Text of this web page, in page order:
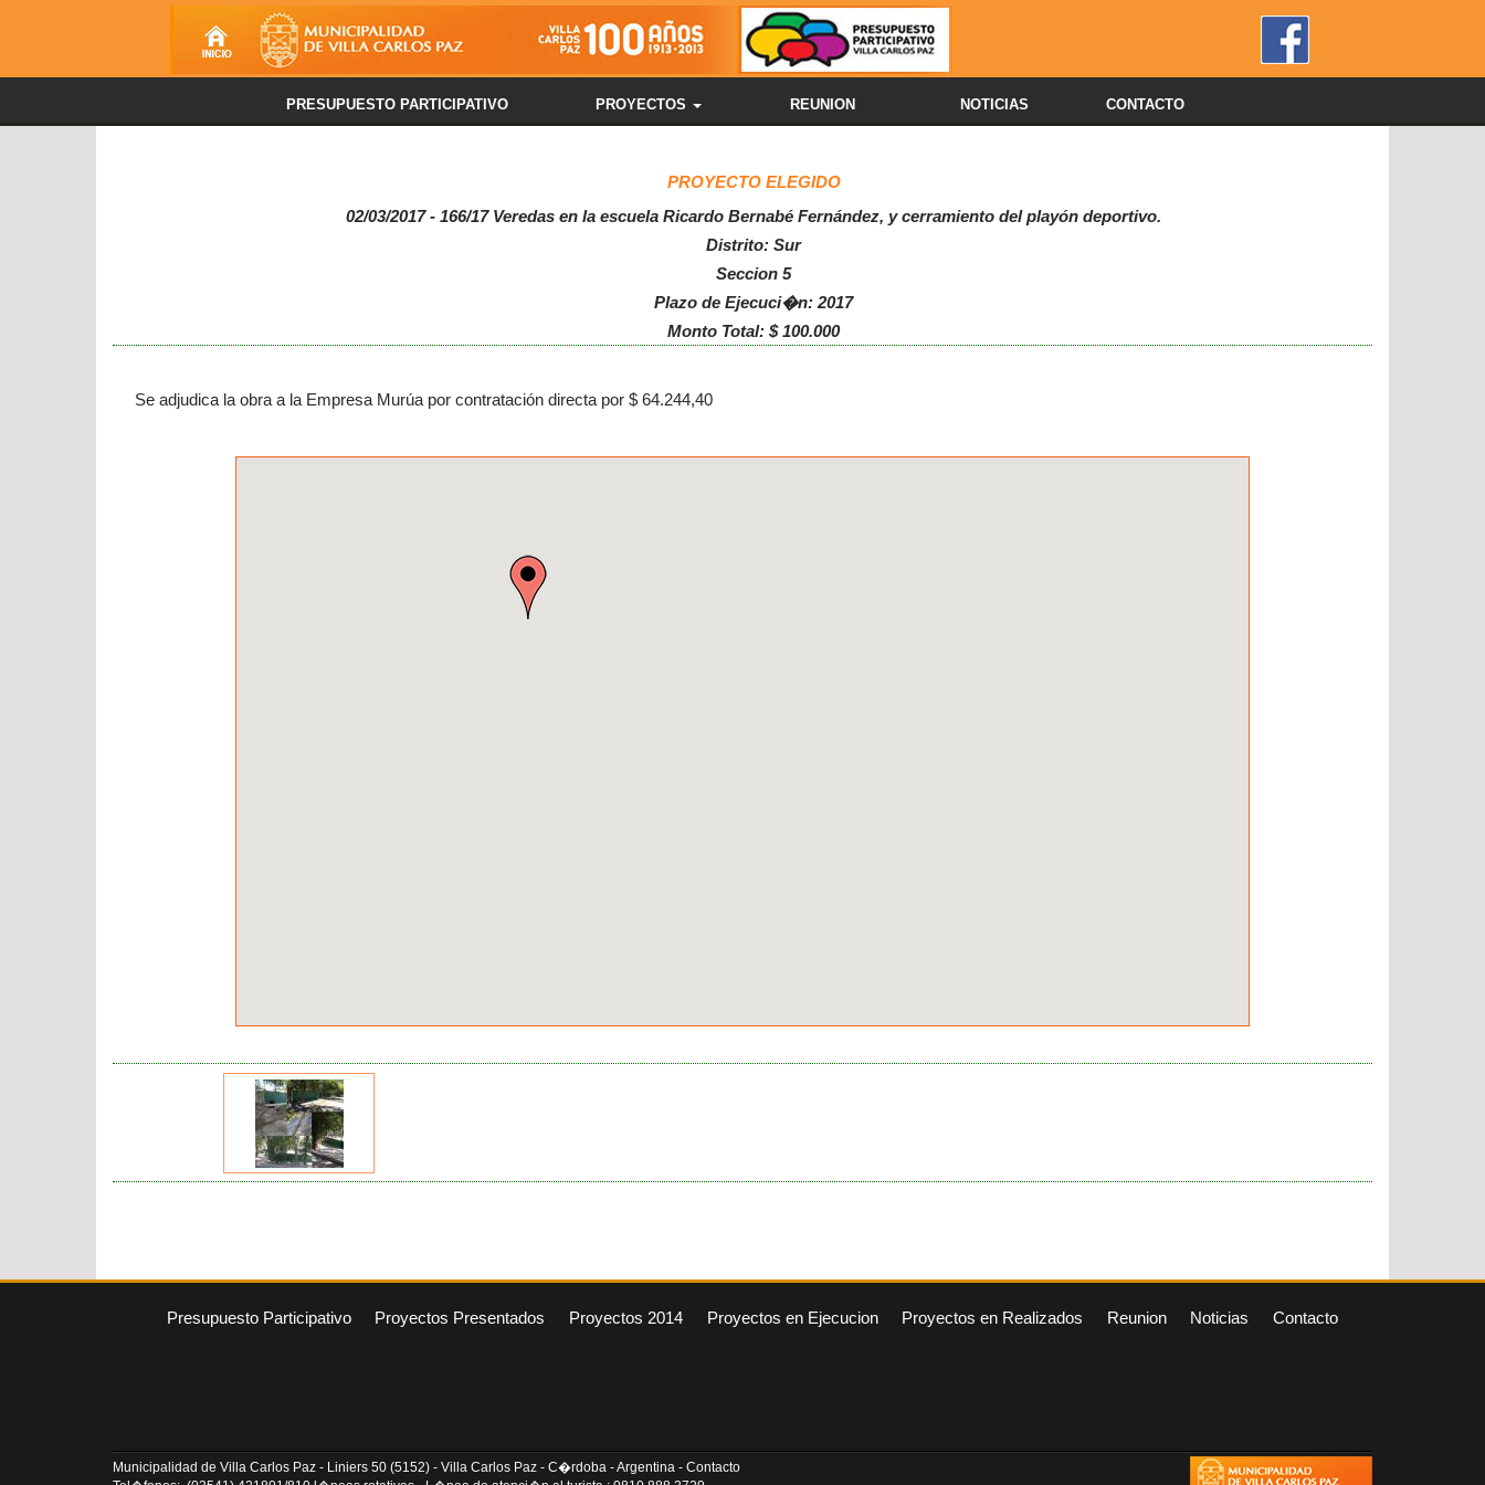
PRESUPUESTO PARTICIPATIVO PROYECTOS REUNION NOTICIAS CONTACTO
PROYECTO ELEGIDO
02/03/2017 - 166/17 Veredas en la escuela Ricardo Bernabé Fernández, y cerramiento del playón deportivo.
Distrito: Sur
Seccion 5
Plazo de Ejecuci�n: 2017
Monto Total: $ 100.000
Se adjudica la obra a la Empresa Murúa por contratación directa por $ 64.244,40
Presupuesto Participativo Proyectos Presentados Proyectos 2014 Proyectos en Ejecucion Proyectos en Realizados Reunion Noticias Contacto
Municipalidad de Villa Carlos Paz - Liniers 50 (5152) - Villa Carlos Paz - C�rdoba - Argentina - Contacto